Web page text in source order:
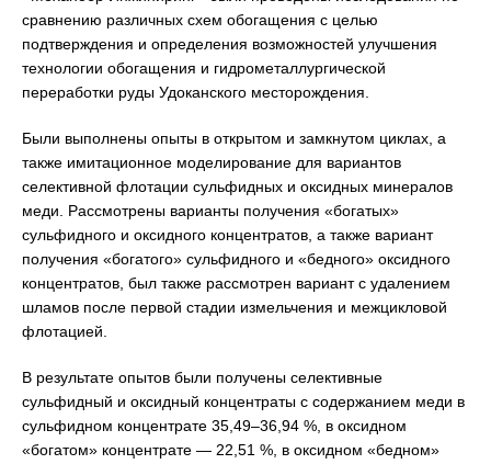
сравнению различных схем обогащения с целью
подтверждения и определения возможностей улучшения
технологии обогащения и гидрометаллургической
переработки руды Удоканского месторождения.
Были выполнены опыты в открытом и замкнутом циклах, а
также имитационное моделирование для вариантов
селективной флотации сульфидных и оксидных минералов
меди. Рассмотрены варианты получения «богатых»
сульфидного и оксидного концентратов, а также вариант
получения «богатого» сульфидного и «бедного» оксидного
концентратов, был также рассмотрен вариант с удалением
шламов после первой стадии измельчения и межцикловой
флотацией.
В результате опытов были получены селективные
сульфидный и оксидный концентраты с содержанием меди в
сульфидном концентрате 35,49–36,94 %, в оксидном
«богатом» концентрате — 22,51 %, в оксидном «бедном»